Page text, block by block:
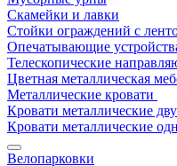
Скамейки и лавки
Стойки ограждений с
Опечатывающие
Телескопические
Цветная металлическая
Металлические кровати
Кровати металлические
Кровати металлические
Велопарковки